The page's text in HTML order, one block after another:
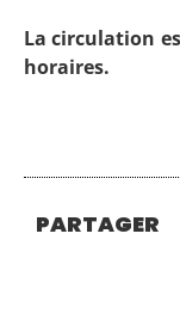
La circulation
horaires.
PARTAGER